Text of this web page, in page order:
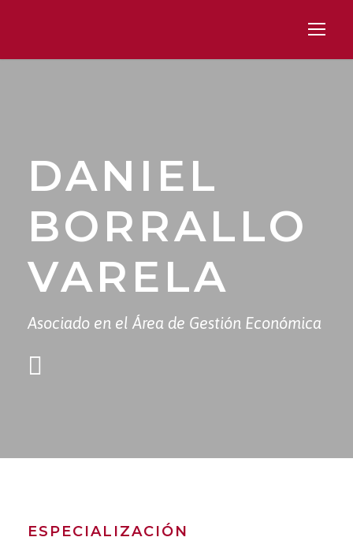
DANIEL
BORRALLO
VARELA
Asociado en el Área de Gestión Económica
ESPECIALIZACIÓN